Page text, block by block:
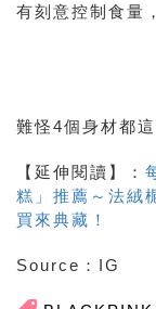
有刻意控制食量
難怪4個身材都
【延伸閱讀】：
糕」推薦～法絨
買來典藏！
Source：IG